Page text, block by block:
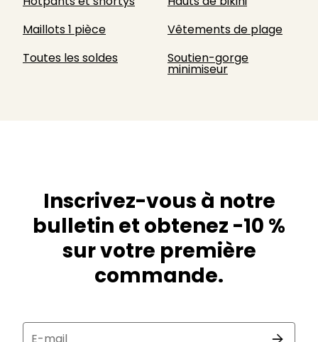
Maillots 1 pièce
Vêtements de plage
Toutes les soldes
Soutien-gorge
minimiseur
Inscrivez-vous à notre
bulletin et obtenez -10 %
sur votre première
commande.